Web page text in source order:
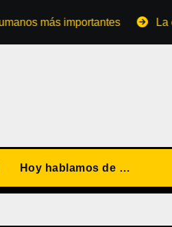
más importantes La
Hoy hablamos de …